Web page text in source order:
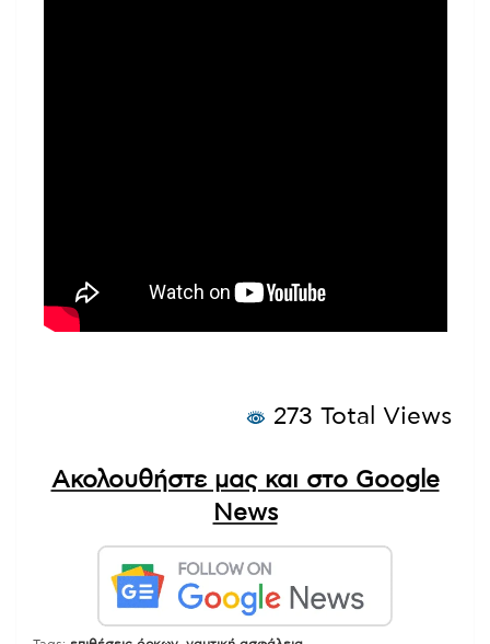
273 Total Views
Ακολουθήστε μας και στο Google
News